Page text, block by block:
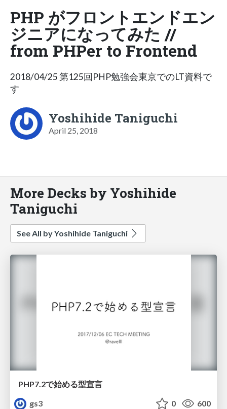
PHP がフロントエンドエン
ジニアになってみた //
from PHPer to Frontend
2018/04/25 第125回PHP勉強会東京でのLT資料で
す
Yoshihide Taniguchi
April 25, 2018
More Decks by Yoshihide
Taniguchi
See All by Yoshihide Taniguchi
PHP7.2で始める型宣言
gs3
0 600